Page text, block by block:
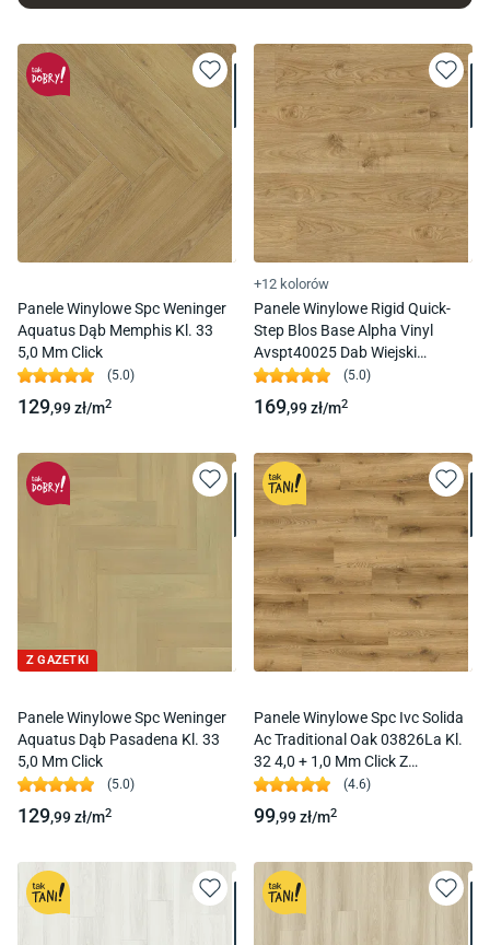
Panele Winylowe Spc Weninger
Aquatus Dąb Memphis Kl. 33
5,0 Mm Click
(5.0)
129,99zł/m2
+12 kolorów
Panele Winylowe Rigid Quick-
Step Blos Base Alpha Vinyl
Avspt40025 Dab Wiejski
Naturalny Kl. 33 4,0 Mm Click
(5.0)
169,99zł/m2
Z GAZETKI
Panele Winylowe Spc Weninger
Aquatus Dąb Pasadena Kl. 33
5,0 Mm Click
(5.0)
129,99zł/m2
Panele Winylowe Spc Ivc Solida
Ac Traditional Oak 03826La Kl.
32 4,0 + 1,0 Mm Click Z
Podkładem
(4.6)
99,99zł/m2